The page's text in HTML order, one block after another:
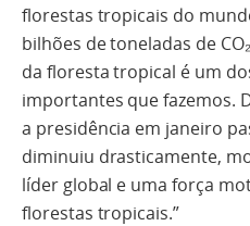
florestas tropicais do
bilhões de toneladas de
da floresta tropical é um
importantes que fazemos.
a presidência em janeiro
diminuiu drasticamente,
líder global e uma força
florestas tropicais.”